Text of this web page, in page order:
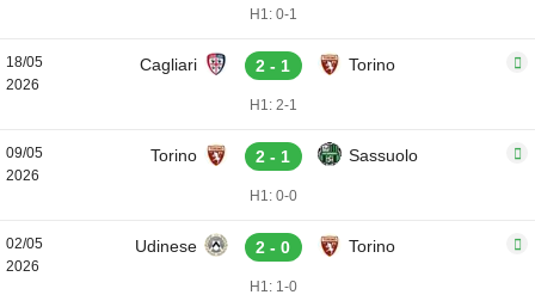
H1: 0-1
18/05
2026
Cagliari 2 - 1 Torino
H1: 2-1
09/05
2026
Torino 2 - 1 Sassuolo
H1: 0-0
02/05
2026
Udinese 2 - 0 Torino
H1: 1-0